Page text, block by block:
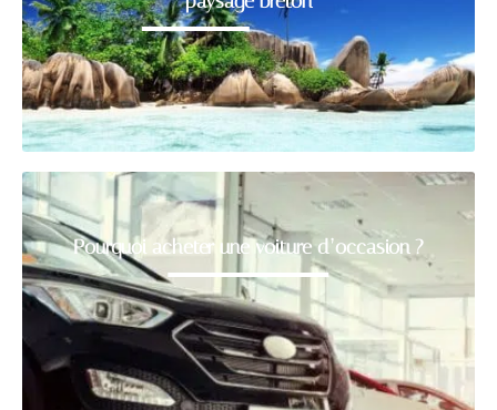
Pourquoi acheter une voiture d’occasion ?